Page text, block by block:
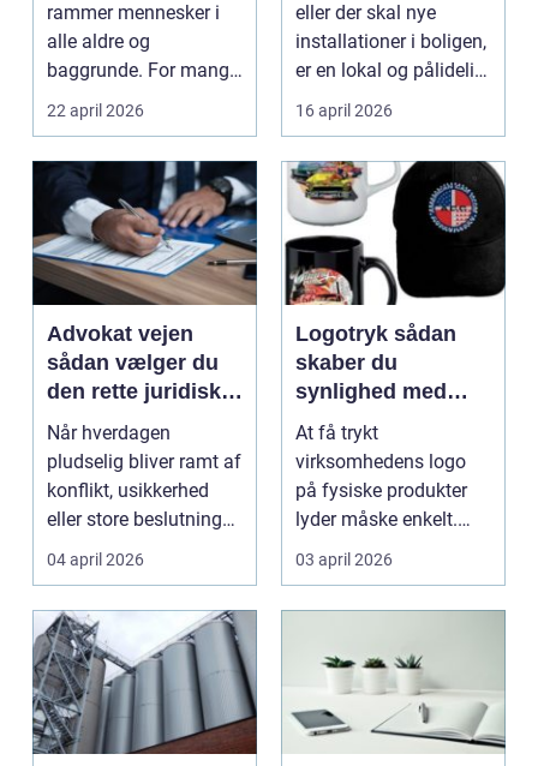
rammer mennesker i
alle aldre og
baggrunde. For mange
starter det med
hyggedrik på ...
22 april 2026
eller der skal nye
installationer i boligen,
er en lokal og pålidelig
elektrik...
16 april 2026
Advokat vejen
sådan vælger du
den rette juridiske
hjælp lokalt
Når hverdagen
pludselig bliver ramt af
konflikt, usikkerhed
eller store beslutninger,
kan en lokal a...
04 april 2026
Logotryk sådan
skaber du
synlighed med
simple midler
At få trykt
virksomhedens logo
på fysiske produkter
lyder måske enkelt.
Men gjort rigtigt kan
logotr...
03 april 2026